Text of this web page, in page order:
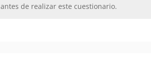
antes de realizar este cuestionario.